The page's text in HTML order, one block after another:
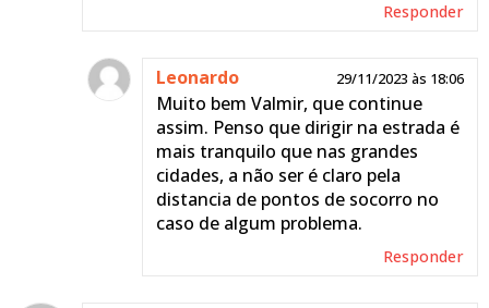
Responder
Leonardo 29/11/2023 às 18:06
Muito bem Valmir, que continue
assim. Penso que dirigir na estrada é
mais tranquilo que nas grandes
cidades, a não ser é claro pela
distancia de pontos de socorro no
caso de algum problema.
Responder